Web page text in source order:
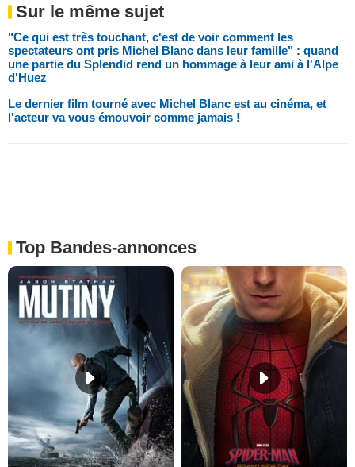
Sur le même sujet
"Ce qui est très touchant, c'est de voir comment les
spectateurs ont pris Michel Blanc dans leur famille" : quand
une partie du Splendid rend un hommage à leur ami à l'Alpe
d'Huez
Le dernier film tourné avec Michel Blanc est au cinéma, et
l'acteur va vous émouvoir comme jamais !
Top Bandes-annonces